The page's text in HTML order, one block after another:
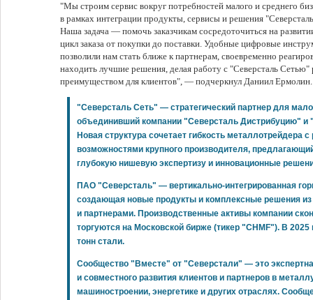
"Мы строим сервис вокруг потребностей малого и среднего
в рамках интеграции продукты, сервисы и решения
Наша задача — помочь заказчикам сосредоточиться на
цикл заказа от покупки до поставки. Удобные цифровые
позволили нам стать ближе к партнерам, своевременно
находить лучшие решения, делая работу с "Северсталь
преимуществом для клиентов", — подчеркнул Даниил
"Северсталь Сеть" — стратегический партнер для
объединивший компании "Северсталь Дистрибуцию"
Новая структура сочетает гибкость металлотрейдера
возможностями крупного производителя,
глубокую нишевую экспертизу и инновационные
ПАО "Северсталь" — вертикально-интегрированная
создающая новые продукты и комплексные решения из
и партнерами. Производственные активы компании
торгуются на Московской бирже (тикер "CHMF"). В
тонн стали.
Сообщество "Вместе" от "Северстали" — это
и совместного развития клиентов и партнеров в
машиностроении, энергетике и других отраслях.